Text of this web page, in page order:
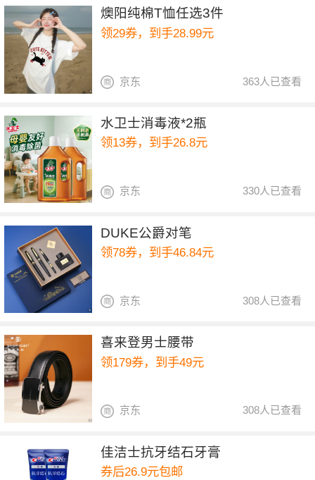
燠阳纯棉T恤任选3件
领29券，到手28.99元
363人已查看
京东
水卫士消毒液*2瓶
领13券，到手26.8元
330人已查看
京东
DUKE公爵对笔
领78券，到手46.84元
308人已查看
京东
喜来登男士腰带
领179券，到手49元
308人已查看
京东
佳洁士抗牙结石牙膏
券后26.9元包邮